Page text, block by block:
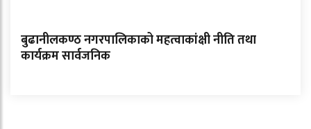
बुढानीलकण्ठ नगरपालिकाको महत्वाकांक्षी नीति तथा
कार्यक्रम सार्वजनिक